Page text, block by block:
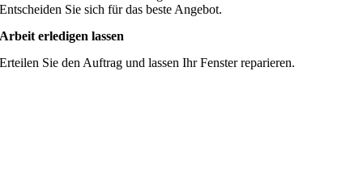
Entscheiden Sie sich für das beste Angebot.
Arbeit erledigen lassen
Erteilen Sie den Auftrag und lassen Ihr Fenster reparieren.